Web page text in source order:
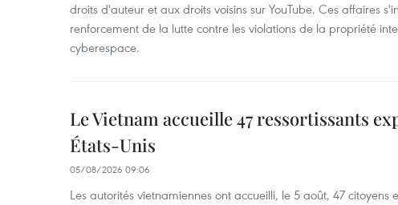
droits d'auteur et aux droits voisins sur YouTube. Ces affaires
renforcement de la lutte contre les violations de la propriété
cyberespace.
Le Vietnam accueille 47 ressortissants
États-Unis
05/08/2026 09:06
Les autorités vietnamiennes ont accueilli, le 5 août, 47 citoyens